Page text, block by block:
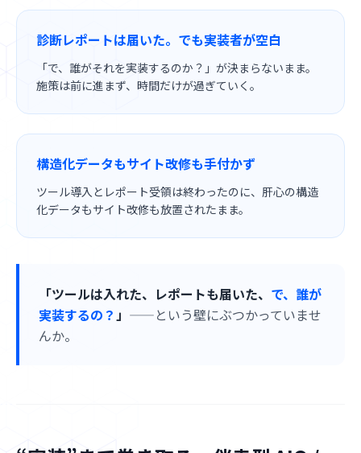
診断レポートは届いた。でも実装者が空白
「で、誰がそれを実装するのか？」が決まらないまま。
施策は前に進まず、時間だけが過ぎていく。
構造化データもサイト改修も手付かず
ツール導入とレポート受領は終わったのに、肝心の構造
化データもサイト改修も放置されたまま。
「ツールは入れた、レポートも届いた、 で、誰が
実装するの？ 」 ——という壁にぶつかっていませ
んか。